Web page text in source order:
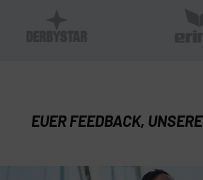
EUER FEEDBACK,